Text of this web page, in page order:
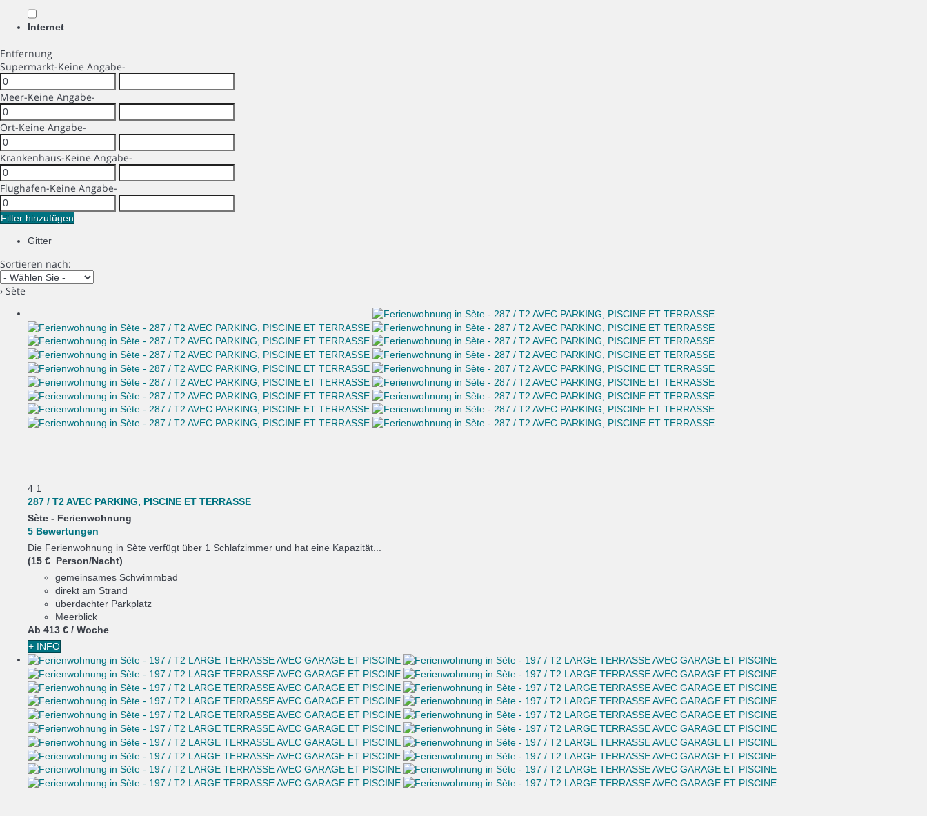
Internet
Entfernung
Supermarkt-Keine Angabe-
Meer-Keine Angabe-
Ort-Keine Angabe-
Krankenhaus-Keine Angabe-
Flughafen-Keine Angabe-
Filter hinzufügen
Gitter
Sortieren nach:
› Sète
4 1
287 / T2 AVEC PARKING, PISCINE ET TERRASSE
Sète - Ferienwohnung
5 Bewertungen
Die Ferienwohnung in Sète verfügt über 1 Schlafzimmer und hat eine Kapazität...
(15 € Person/Nacht)
gemeinsames Schwimmbad
direkt am Strand
überdachter Parkplatz
Meerblick
Ab 413 € / Woche
+ INFO